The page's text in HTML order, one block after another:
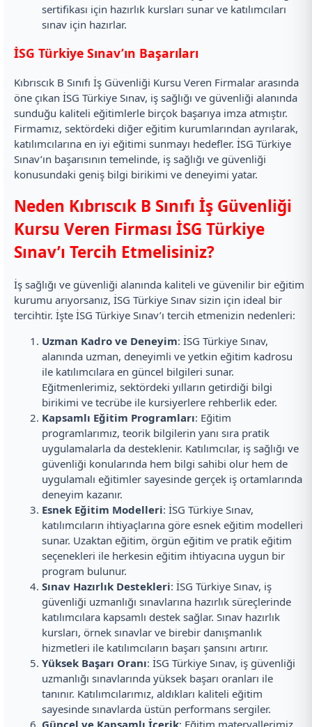
sertifikası için hazırlık kursları sunar ve katılımcıları
sınav için hazırlar.
İSG Türkiye Sınav’ın Başarıları
Kıbrıscık B Sınıfı İş Güvenliği Kursu Veren Firmalar arasında
öne çıkan İSG Türkiye Sınav, iş sağlığı ve güvenliği alanında
sunduğu kaliteli eğitimlerle birçok başarıya imza atmıştır.
Firmamız, sektördeki diğer eğitim kurumlarından ayrılarak,
katılımcılarına en iyi eğitimi sunmayı hedefler. İSG Türkiye
Sınav’ın başarısının temelinde, iş sağlığı ve güvenliği
konusundaki geniş bilgi birikimi ve deneyimi yatar.
Neden Kıbrıscık B Sınıfı İş Güvenliği
Kursu Veren Firması İSG Türkiye
Sınav’ı Tercih Etmelisiniz?
İş sağlığı ve güvenliği alanında kaliteli ve güvenilir bir eğitim
kurumu arıyorsanız, İSG Türkiye Sınav sizin için ideal bir
tercihtir. İşte İSG Türkiye Sınav’ı tercih etmenizin nedenleri:
Uzman Kadro ve Deneyim: İSG Türkiye Sınav,
alanında uzman, deneyimli ve yetkin eğitim kadrosu
ile katılımcılara en güncel bilgileri sunar.
Eğitmenlerimiz, sektördeki yılların getirdiği bilgi
birikimi ve tecrübe ile kursiyerlere rehberlik eder.
Kapsamlı Eğitim Programları: Eğitim
programlarımız, teorik bilgilerin yanı sıra pratik
uygulamalarla da desteklenir. Katılımcılar, iş sağlığı ve
güvenliği konularında hem bilgi sahibi olur hem de
uygulamalı eğitimler sayesinde gerçek iş ortamlarında
deneyim kazanır.
Esnek Eğitim Modelleri: İSG Türkiye Sınav,
katılımcıların ihtiyaçlarına göre esnek eğitim modelleri
sunar. Uzaktan eğitim, örgün eğitim ve pratik eğitim
seçenekleri ile herkesin eğitim ihtiyacına uygun bir
program bulunur.
Sınav Hazırlık Destekleri: İSG Türkiye Sınav, iş
güvenliği uzmanlığı sınavlarına hazırlık süreçlerinde
katılımcılara kapsamlı destek sağlar. Sınav hazırlık
kursları, örnek sınavlar ve birebir danışmanlık
hizmetleri ile katılımcıların başarı şansını artırır.
Yüksek Başarı Oranı: İSG Türkiye Sınav, iş güvenliği
uzmanlığı sınavlarında yüksek başarı oranları ile
tanınır. Katılımcılarımız, aldıkları kaliteli eğitim
sayesinde sınavlarda üstün performans sergiler.